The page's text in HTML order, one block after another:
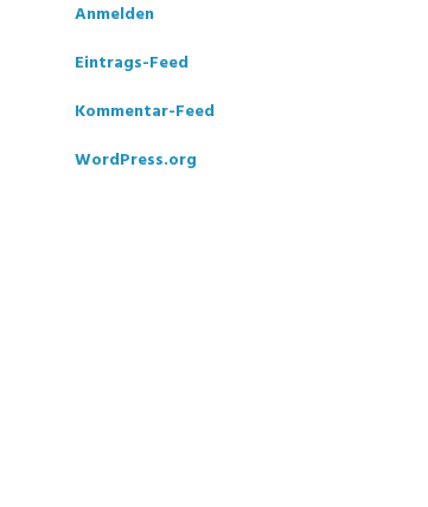
Anmelden
Eintrags-Feed
Kommentar-Feed
WordPress.org